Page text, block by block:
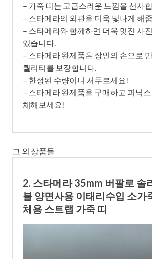
– 가죽 띠는 고급스러운 느낌을 선사
– 스타메라의 외관을 더욱 빛나게 해
– 스타메라와 함께하면 더욱 멋진 사
있습니다.
– 스타메라 완제품은 장인의 손으로
퀄리티를 보장합니다.
– 한정된 수량이니 서두르세요!
– 스타메라 완제품을 구매하고 피닉
체해보세요!
그 외 상품들
2. 스타메라 35mm 버팔로 솔
블 양면사용 이태리수입 소가
체용 스트랩 가죽 띠